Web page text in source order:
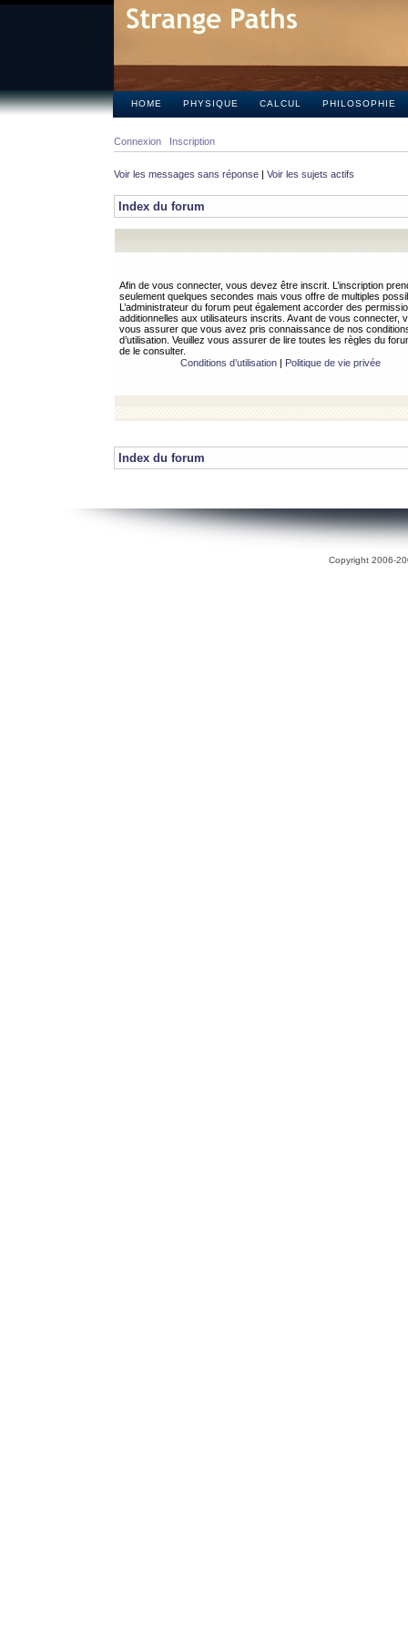
HOME PHYSIQUE CALCUL PHILOSOPHIE
Connexion Inscription
Voir les messages sans réponse | Voir les sujets actifs
Index du forum
Afin de vous connecter, vous devez être inscrit. L’inscription
seulement quelques secondes mais vous offre de multiples
L’administrateur du forum peut également accorder des
additionnelles aux utilisateurs inscrits. Avant de vous connecter,
vous assurer que vous avez pris connaissance de nos
d’utilisation. Veuillez vous assurer de lire toutes les règles du
de le consulter.
Conditions d’utilisation| Politique de vie privée
Index du forum
Copyright 2006-